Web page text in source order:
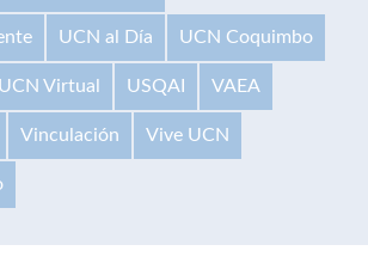
UCN al Día UCN Coquimbo
UCN Virtual USQAI VAEA
Vinculación Vive UCN